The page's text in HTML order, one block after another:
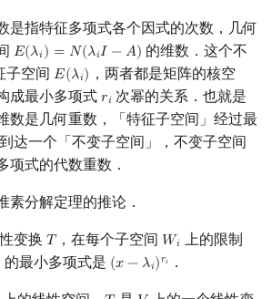
是指特征多项式各个因式的次数，几何
𝐸(𝜆𝑖) = 𝑁(𝜆𝑖𝐼 −𝐴)
E(λi)= N( λiI−A)
的维数．这个不
子空间𝐸(𝜆𝑖)
E(λi)
，两者都是矩阵的核空
成最小多项式 𝑟𝑖
ri 次幂的关系．也就是
数是几何重数，「特征子空间」经过最
达一个「不变子空间」，不变子空间
项式的代数重数．
素分解定理的推论．
变换 𝑇
T ，在每个子空间 𝑊𝑖
Wi 上的限制
的最小多项式是 (𝑥 − 𝜆𝑖)𝑟𝑖
(x− λi )ri ．